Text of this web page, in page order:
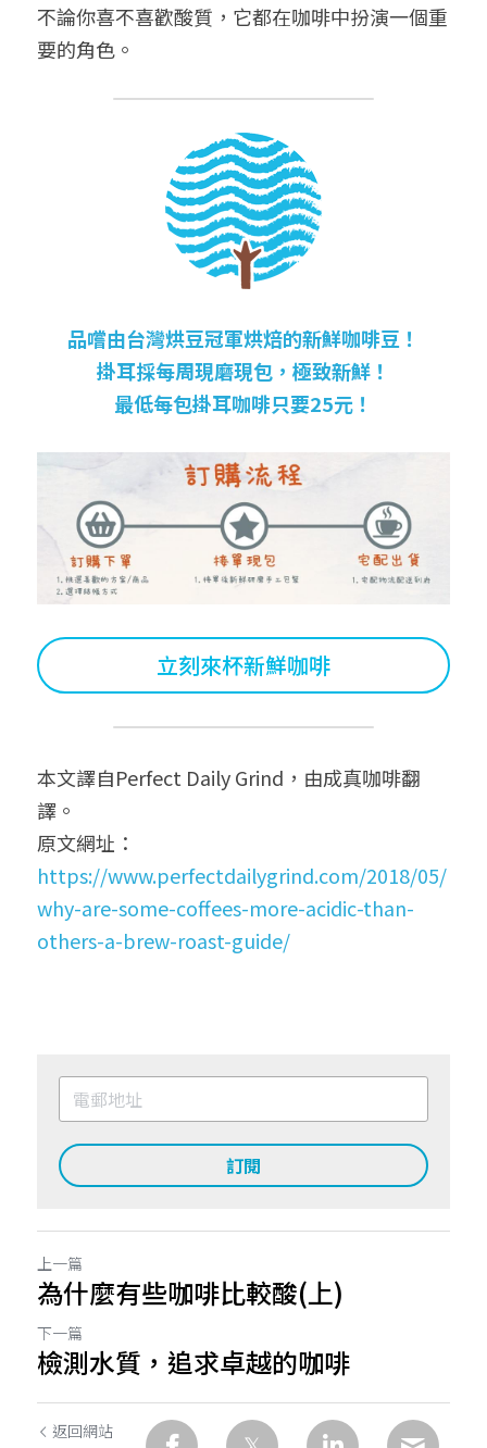
不論你喜不喜歡酸質，它都在咖啡中扮演一個重
要的角色。
品嚐由台灣烘豆冠軍烘焙的新鮮咖啡豆！
掛耳採每周現磨現包，極致新鮮！
最低每包掛耳咖啡只要25元！
立刻來杯新鮮咖啡
本文譯自Perfect Daily Grind，由成真咖啡翻
譯。
原文網址：
https://www.perfectdailygrind.com/2018/05/
why-are-some-coffees-more-acidic-than-
others-a-brew-roast-guide/
訂閱
上一篇
為什麼有些咖啡比較酸(上)
下一篇
檢測水質，追求卓越的咖啡
返回網站